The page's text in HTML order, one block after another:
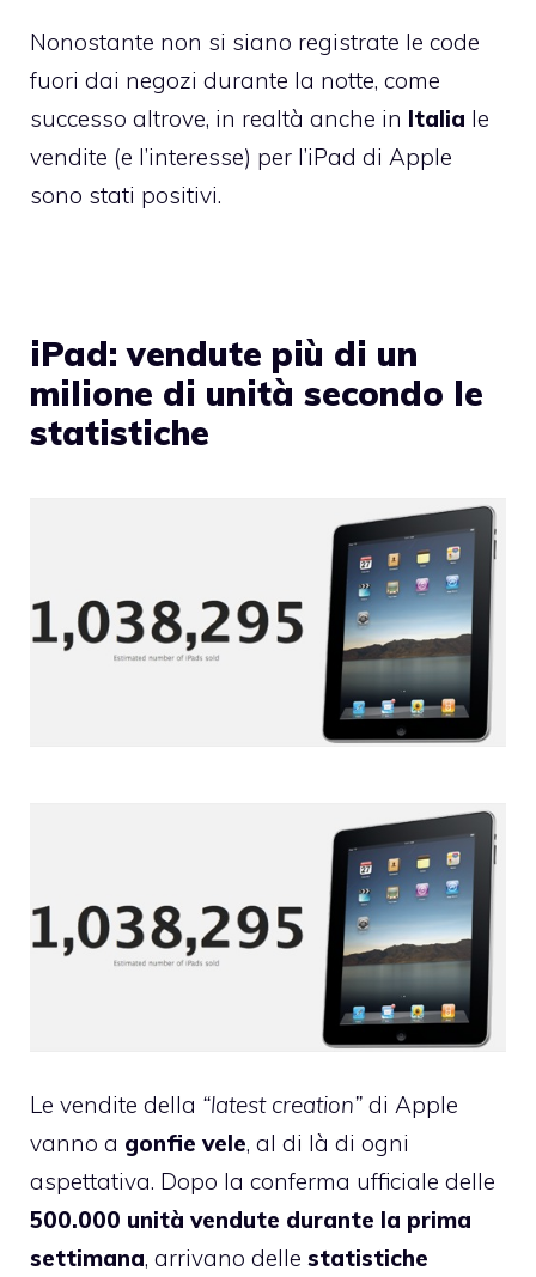
Nonostante non si siano registrate le code
fuori dai negozi durante la notte, come
successo altrove, in realtà anche in Italia le
vendite (e l’interesse) per l’iPad di Apple
sono stati positivi.
iPad: vendute più di un
milione di unità secondo le
statistiche
Le vendite della “latest creation” di Apple
vanno a gonfie vele, al di là di ogni
aspettativa. Dopo la conferma ufficiale delle
500.000 unità vendute durante la prima
settimana, arrivano delle statistiche